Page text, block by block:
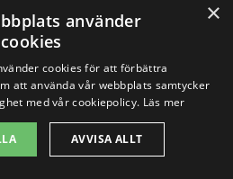
för
i
nära Östra
×
använder
cookies
cookies för att förbättra
att använda vår webbplats samtycker
med vår cookiepolicy. Läs mer
AVVISA ALLT